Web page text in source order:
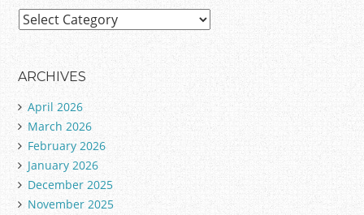
C
e
g
o
r
i
e
s
ARCHIVES
April 2026
March 2026
February 2026
January 2026
December 2025
November 2025